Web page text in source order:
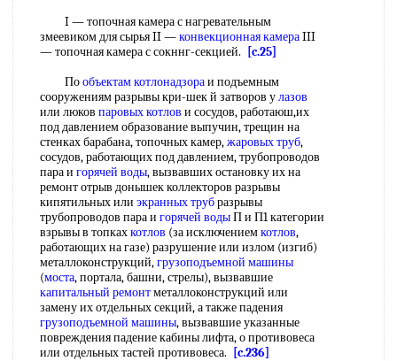
I — топочная камера с нагревательным
змеевиком для сырья II —конвекционная камераIII
— топочная камера с сокннг-секцией.
[c.25]
Пообъектам котлонадзораи подъемным
сооружениям разрывы кри-шек й затворов улазов
или люков паровых котлов и сосудов, работаюш,их
под давлением образование выпучин, трещин на
стенках барабана, топочных камер,жаровых труб,
сосудов, работающих под давлением, трубопроводов
пара и горячей воды, вызвавших остановку их на
ремонт отрыв донышек коллекторов разрывы
кипятильных или экранных трубразрывы
трубопроводов пара и горячей водыП и П1 категории
взрывы в топкахкотлов (за исключениемкотлов,
работающих на газе) разрушение или излом (изгиб)
металлоконструкций,грузоподъемной машины
(моста, портала, башни, стрелы), вызвавшие
капитальный ремонтметаллоконструкций или
замену их отдельных секций, а также падения
грузоподъемной машины, вызвавшие указанные
повреждения падение кабины лифта, о противовеса
или отдельных тастей противовеса.
[c.236]